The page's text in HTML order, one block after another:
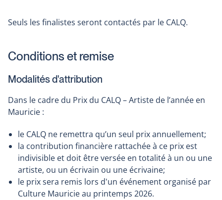
Seuls les finalistes seront contactés par le CALQ.
Conditions et remise
Modalités d'attribution
Dans le cadre du Prix du CALQ – Artiste de l’année en
Mauricie :
le CALQ ne remettra qu’un seul prix annuellement;
la contribution financière rattachée à ce prix est
indivisible et doit être versée en totalité à un ou une
artiste, ou un écrivain ou une écrivaine;
le prix sera remis lors d'un événement organisé par
Culture Mauricie au printemps 2026.